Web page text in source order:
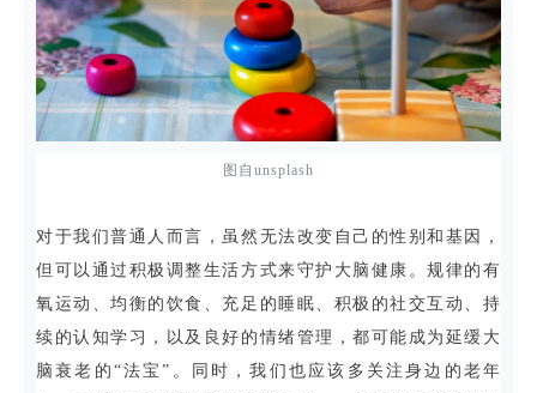
图自unsplash
对于我们普通人而言，虽然无法改变自己的性别和基因，
但可以通过积极调整生活方式来守护大脑健康。规律的有
氧运动、均衡的饮食、充足的睡眠、积极的社交互动、持
续的认知学习，以及良好的情绪管理，都可能成为延缓大
脑衰老的“法宝”。同时，我们也应该多关注身边的老年